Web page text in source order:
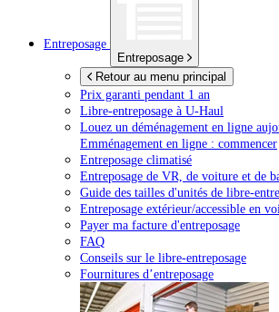
Entreposage
Entreposage
Retour au menu principal
Prix garanti pendant 1 an
Libre-entreposage à U-Haul
Louez un déménagement en ligne
Emménagement en ligne : commencer
Entreposage climatisé
Entreposage de VR, de voiture et de
Guide des tailles d'unités de libre-
Entreposage extérieur/accessible en
Payer ma facture d'entreposage
FAQ
Conseils sur le libre-entreposage
Fournitures d’entreposage